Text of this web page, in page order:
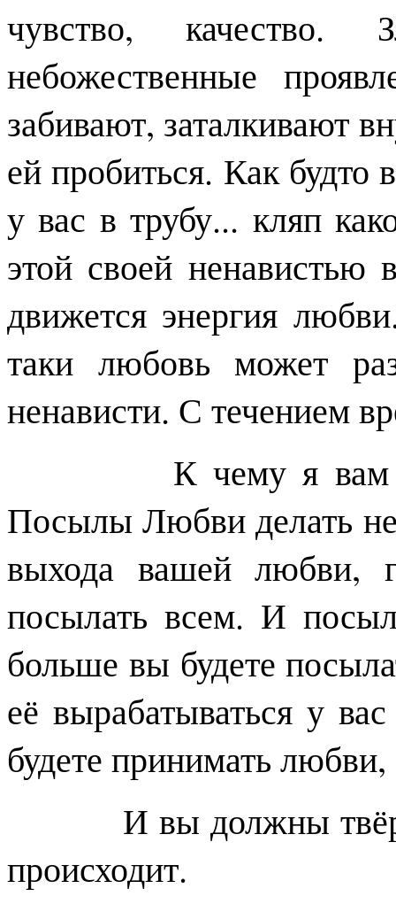
чувство, качество.
небожественные
забивают, заталкивают
ей пробиться. Как будто
у вас в трубу... кляп
этой своей ненавистью
движется энергия
таки любовь может
ненависти. С течением
К чему я вам это
Посылы Любви делать
выхода вашей любви,
посылать всем. И
больше вы будете
её вырабатываться у
будете принимать
И вы должны твёрдо
происходит.